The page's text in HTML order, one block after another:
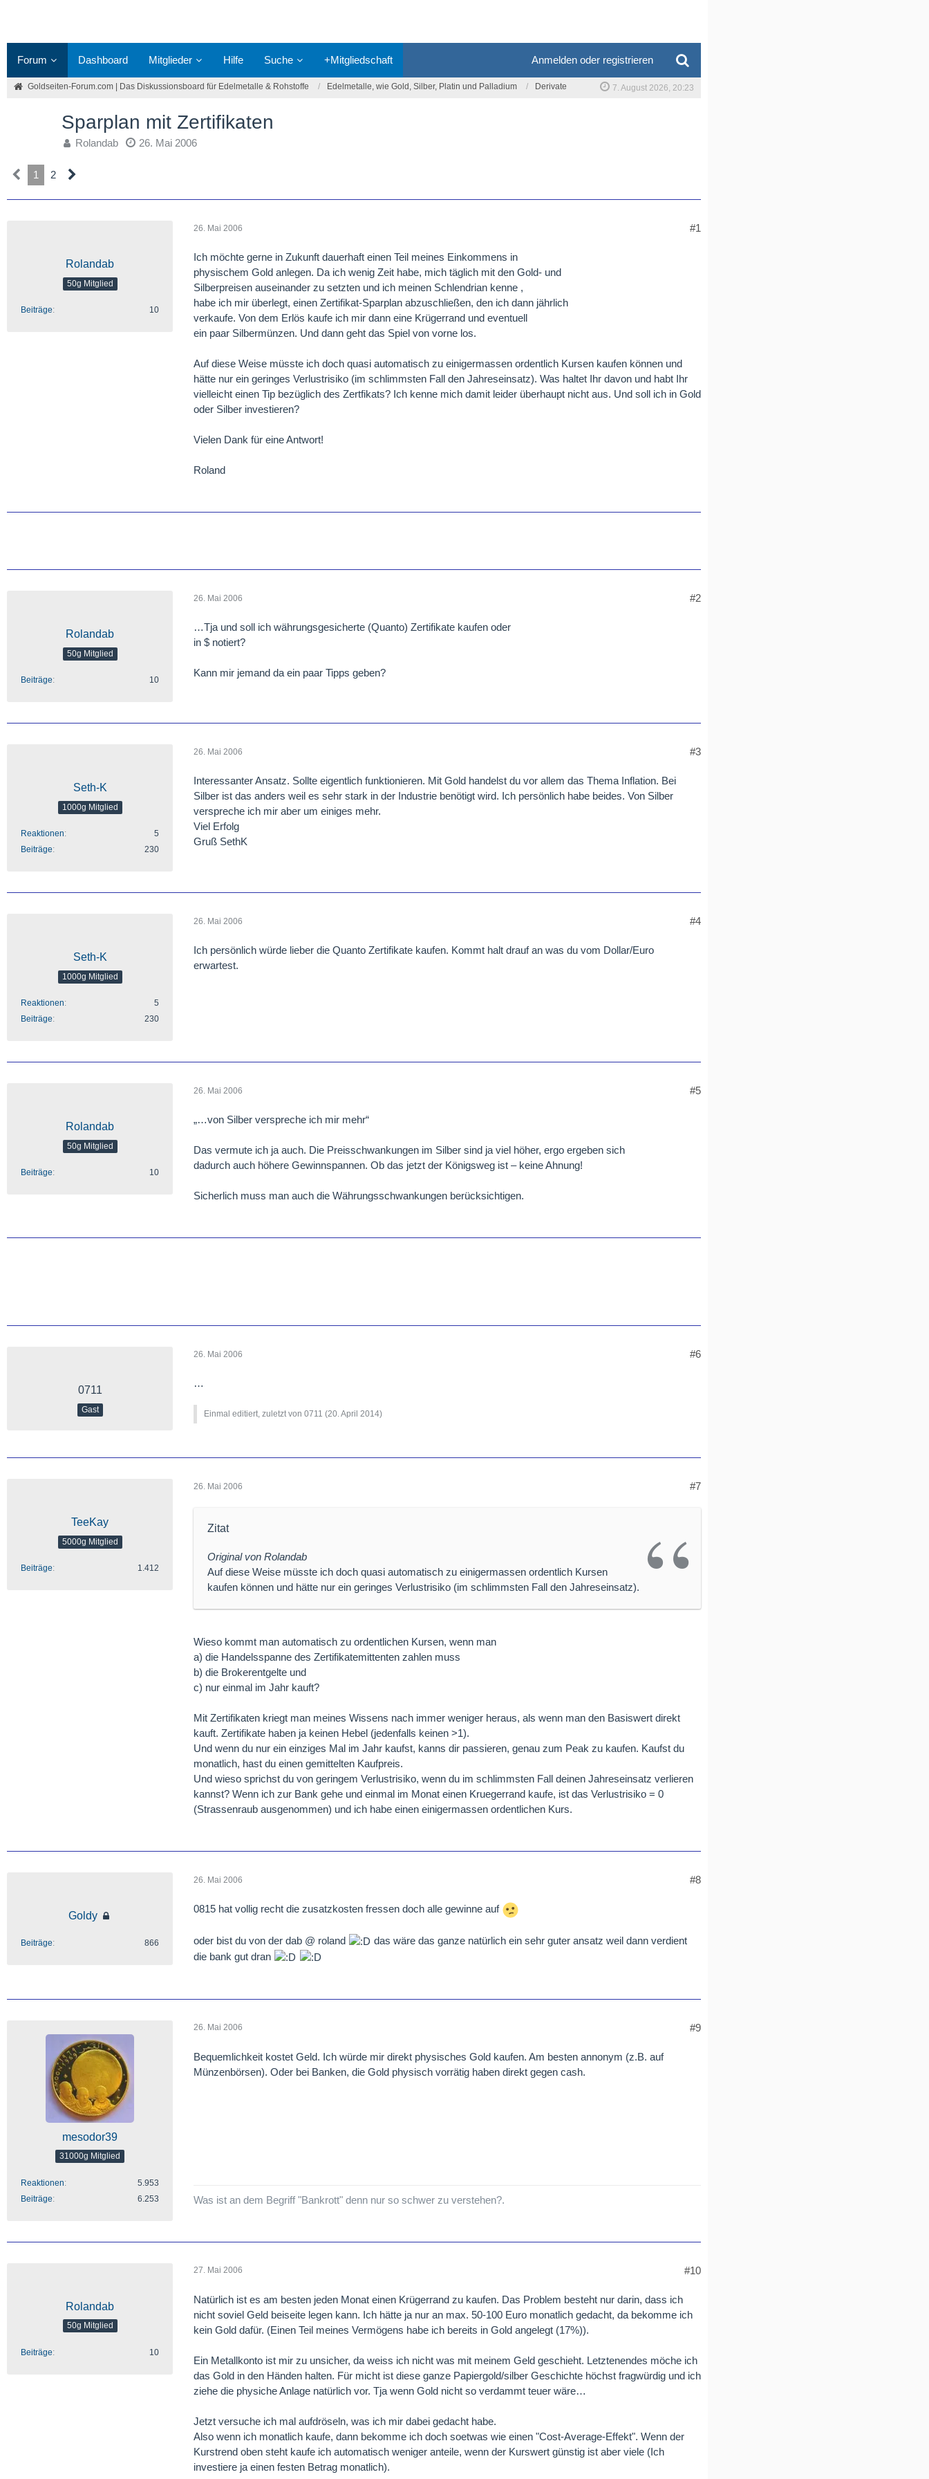
Forum Dashboard Mitglieder Hilfe Suche +Mitgliedschaft Anmelden oder registrieren
Goldseiten-Forum.com | Das Diskussionsboard für Edelmetalle & Rohstoffe Edelmetalle, wie Gold, Silber, Platin und Palladium Derivate 7. August 2026, 20:23
Sparplan mit Zertifikaten
Rolandab 26. Mai 2006
1 2
Rolandab
50g Mitglied
Beiträge 10
26. Mai 2006 #1
Ich möchte gerne in Zukunft dauerhaft einen Teil meines Einkommens in
physischem Gold anlegen. Da ich wenig Zeit habe, mich täglich mit den Gold- und
Silberpreisen auseinander zu setzten und ich meinen Schlendrian kenne ,
habe ich mir überlegt, einen Zertifikat-Sparplan abzuschließen, den ich dann jährlich
verkaufe. Von dem Erlös kaufe ich mir dann eine Krügerrand und eventuell
ein paar Silbermünzen. Und dann geht das Spiel von vorne los.
Auf diese Weise müsste ich doch quasi automatisch zu einigermassen ordentlich Kursen kaufen können und
hätte nur ein geringes Verlustrisiko (im schlimmsten Fall den Jahreseinsatz). Was haltet Ihr davon und habt Ihr
vielleicht einen Tip bezüglich des Zertfikats? Ich kenne mich damit leider überhaupt nicht aus. Und soll ich in Gold
oder Silber investieren?
Vielen Dank für eine Antwort!
Roland
Rolandab
50g Mitglied
Beiträge 10
26. Mai 2006 #2
…Tja und soll ich währungsgesicherte (Quanto) Zertifikate kaufen oder
in $ notiert?
Kann mir jemand da ein paar Tipps geben?
Seth-K
1000g Mitglied
Reaktionen
5
Beiträge
230
26. Mai 2006 #3
Interessanter Ansatz. Sollte eigentlich funktionieren. Mit Gold handelst du vor allem das Thema Inflation. Bei
Silber ist das anders weil es sehr stark in der Industrie benötigt wird. Ich persönlich habe beides. Von Silber
verspreche ich mir aber um einiges mehr.
Viel Erfolg
Gruß SethK
Seth-K
1000g Mitglied
Reaktionen
5
Beiträge
230
26. Mai 2006 #4
Ich persönlich würde lieber die Quanto Zertifikate kaufen. Kommt halt drauf an was du vom Dollar/Euro
erwartest.
Rolandab
50g Mitglied
Beiträge 10
26. Mai 2006 #5
„…von Silber verspreche ich mir mehr“
Das vermute ich ja auch. Die Preisschwankungen im Silber sind ja viel höher, ergo ergeben sich
dadurch auch höhere Gewinnspannen. Ob das jetzt der Königsweg ist – keine Ahnung!
Sicherlich muss man auch die Währungsschwankungen berücksichtigen.
0711
Gast
26. Mai 2006 #6
…
Einmal editiert, zuletzt von 0711 (20. April 2014)
TeeKay
5000g Mitglied
Beiträge 1.412
26. Mai 2006 #7
Zitat
Original von Rolandab
Auf diese Weise müsste ich doch quasi automatisch zu einigermassen ordentlich Kursen
kaufen können und hätte nur ein geringes Verlustrisiko (im schlimmsten Fall den Jahreseinsatz).
Wieso kommt man automatisch zu ordentlichen Kursen, wenn man
a) die Handelsspanne des Zertifikatemittenten zahlen muss
b) die Brokerentgelte und
c) nur einmal im Jahr kauft?
Mit Zertifikaten kriegt man meines Wissens nach immer weniger heraus, als wenn man den Basiswert direkt
kauft. Zertifikate haben ja keinen Hebel (jedenfalls keinen >1).
Und wenn du nur ein einziges Mal im Jahr kaufst, kanns dir passieren, genau zum Peak zu kaufen. Kaufst du
monatlich, hast du einen gemittelten Kaufpreis.
Und wieso sprichst du von geringem Verlustrisiko, wenn du im schlimmsten Fall deinen Jahreseinsatz verlieren
kannst? Wenn ich zur Bank gehe und einmal im Monat einen Kruegerrand kaufe, ist das Verlustrisiko = 0
(Strassenraub ausgenommen) und ich habe einen einigermassen ordentlichen Kurs.
Goldy
Beiträge 866
26. Mai 2006 #8
0815 hat vollig recht die zusatzkosten fressen doch alle gewinne auf
oder bist du von der dab @ roland
das wäre das ganze natürlich ein sehr guter ansatz weil dann verdient
die bank gut dran
mesodor39
31000g Mitglied
Reaktionen
5.953
Beiträge
6.253
26. Mai 2006 #9
Bequemlichkeit kostet Geld. Ich würde mir direkt physisches Gold kaufen. Am besten annonym (z.B. auf
Münzenbörsen). Oder bei Banken, die Gold physisch vorrätig haben direkt gegen cash.
Was ist an dem Begriff "Bankrott" denn nur so schwer zu verstehen?.
Rolandab
50g Mitglied
Beiträge 10
27. Mai 2006 #10
Natürlich ist es am besten jeden Monat einen Krügerrand zu kaufen. Das Problem besteht nur darin, dass ich
nicht soviel Geld beiseite legen kann. Ich hätte ja nur an max. 50-100 Euro monatlich gedacht, da bekomme ich
kein Gold dafür. (Einen Teil meines Vermögens habe ich bereits in Gold angelegt (17%)).
Ein Metallkonto ist mir zu unsicher, da weiss ich nicht was mit meinem Geld geschieht. Letztenendes möche ich
das Gold in den Händen halten. Für micht ist diese ganze Papiergold/silber Geschichte höchst fragwürdig und ich
ziehe die physiche Anlage natürlich vor. Tja wenn Gold nicht so verdammt teuer wäre…
Jetzt versuche ich mal aufdröseln, was ich mir dabei gedacht habe.
Also wenn ich monatlich kaufe, dann bekomme ich doch soetwas wie einen "Cost-Average-Effekt". Wenn der
Kurstrend oben steht kaufe ich automatisch weniger anteile, wenn der Kurswert günstig ist aber viele (Ich
investiere ja einen festen Betrag monatlich).